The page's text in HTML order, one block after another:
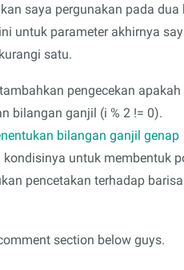
saya pergunakan pada dua
untuk parameter akhirnya
satu.
pengecekan apakah
bilangan ganjil (i % 2 != 0).
bilangan ganjil genap
untuk membentuk
pencetakan terhadap
section below guys.